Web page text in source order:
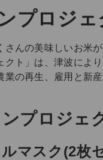
プロジェ
んの美味しいお米が
クト」は、津波によ
業の再生、雇用と新
ンプロジ
マスク(2枚